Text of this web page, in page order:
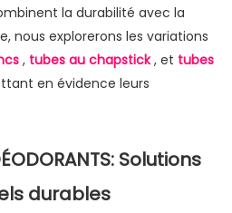
la durabilité avec la
nous explorerons les variations
, tubes au chapstick, et tubes
en évidence leurs
Solutions
durables